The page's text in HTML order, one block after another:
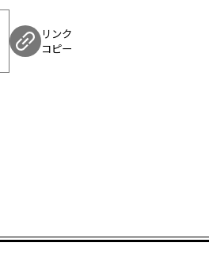
リンク
コピー